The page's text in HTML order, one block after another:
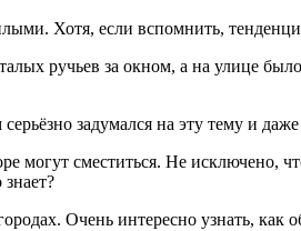
Хотя, если вспомнить,
ручьев за окном, а на улице
задумался на эту тему и
могут сместиться. Не исключено,
Очень интересно узнать,